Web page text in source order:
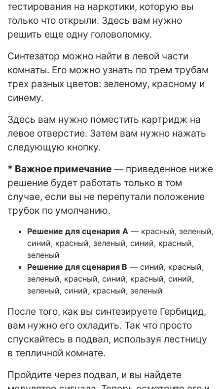
тестирования на наркотики, которую вы
только что открыли. Здесь вам нужно
решить еще одну головоломку.
Синтезатор можно найти в левой части
комнаты. Его можно узнать по трем трубам
трех разных цветов: зеленому, красному и
синему.
Здесь вам нужно поместить картридж на
левое отверстие. Затем вам нужно нажать
следующую кнопку.
* Важное примечание — приведенное ниже
решение будет работать только в том
случае, если вы не перепутали положение
трубок по умолчанию.
Решение для сценария А — красный, зеленый,
синий, красный, зеленый, синий, красный,
зеленый
Решение для сценария B — синий, красный,
зеленый, красный, синий, красный, синий,
зеленый, синий, красный, зеленый
После того, как вы синтезируете Гербицид,
вам нужно его охладить. Так что просто
спускайтесь в подвал, используя лестницу
в тепличной комнате.
Пройдите через подвал, и вы найдете